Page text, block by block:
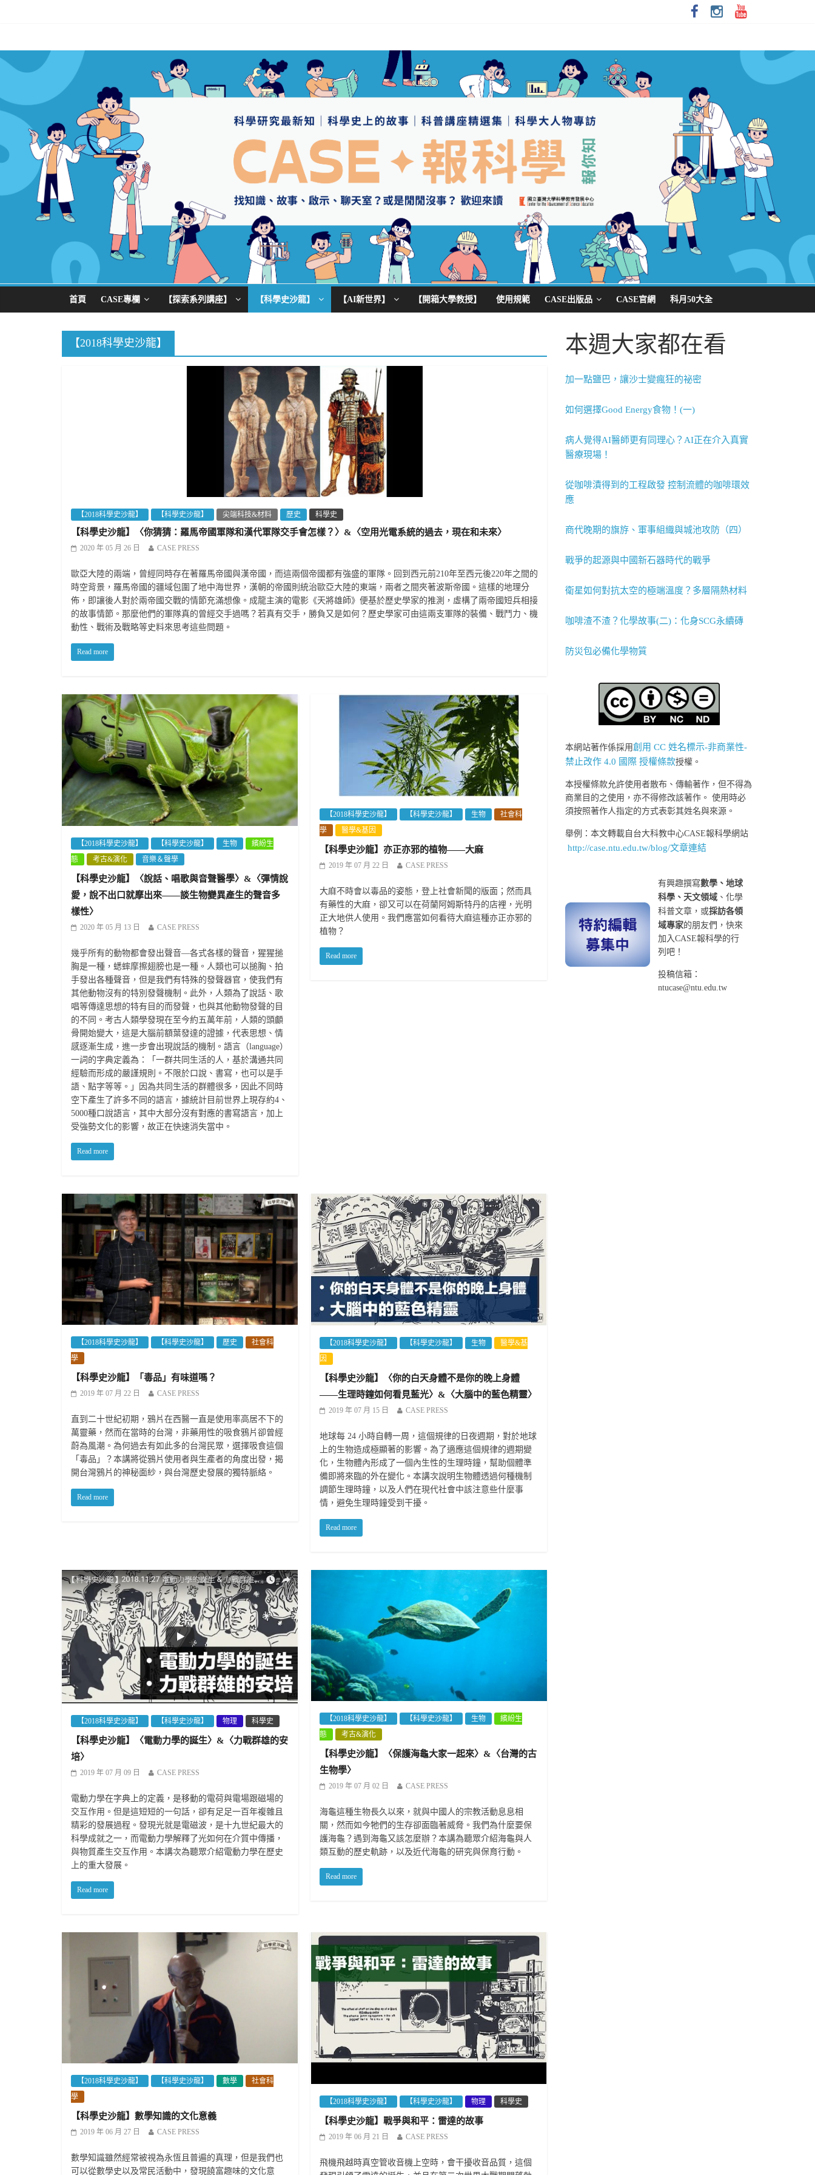
首頁 CASE專欄 【探索系列講座】 【科學史沙龍】 【AI新世界】 【開箱大學教授】 使用規範 CASE出版品 CASE官網 科月50大全
【2018科學史沙龍】
【2018科學史沙龍】 【科學史沙龍】 尖端科技&材料 歷史 科學史
【科學史沙龍】〈你猜猜：羅馬帝國軍隊和漢代軍隊交手會怎樣？〉&〈空用光電系統的過去，現在和未來〉
2020 年 05 月 26 日 CASE PRESS
歐亞大陸的兩端，曾經同時存在著羅馬帝國與漢帝國，而這兩個帝國都有強盛的軍隊。回到西元前210年至西元後220年之間的
時空背景，羅馬帝國的疆域包圍了地中海世界，漢朝的帝國則統治歐亞大陸的東端，兩者之間夾著波斯帝國。這樣的地理分
佈，即讓後人對於兩帝國交戰的情節充滿想像。成龍主演的電影《天將雄師》便基於歷史學家的推測，虛構了兩帝國短兵相接
的故事情節。那麼他們的軍隊真的曾經交手過嗎？若真有交手，勝負又是如何？歷史學家可由這兩支軍隊的裝備、戰鬥力、機
動性、戰術及戰略等史料來思考這些問題。
Read more
【2018科學史沙龍】 【科學史沙龍】 生物
繽紛生
態
考古&演化 音樂＆聲學
【科學史沙龍】〈說話、唱歌與音聲醫學〉&〈彈情說
愛，說不出口就摩出來——談生物變異產生的聲音多
樣性〉
2020 年 05 月 13 日 CASE PRESS
幾乎所有的動物都會發出聲音—各式各樣的聲音，猩猩搥
胸是一種，蟋蟀摩擦翅膀也是一種。人類也可以搥胸、拍
手發出各種聲音，但是我們有特殊的發聲器官，使我們有
其他動物沒有的特別發聲機制。此外，人類為了說話、歌
唱等傳達思想的特有目的而發聲，也與其他動物發聲的目
的不同。考古人類學發現在至今約五萬年前，人類的頭顱
骨開始變大，這是大腦前額葉發達的證據，代表思想、情
感逐漸生成，進一步會出現說話的機制。語言（language）
一詞的字典定義為：「一群共同生活的人，基於溝通共同
經驗而形成的嚴謹規則。不限於口說、書寫，也可以是手
語、點字等等。」因為共同生活的群體很多，因此不同時
空下產生了許多不同的語言，據統計目前世界上現存約4、
5000種口說語言，其中大部分沒有對應的書寫語言，加上
受強勢文化的影響，故正在快速消失當中。
Read more
【2018科學史沙龍】 【科學史沙龍】 生物
社會科
學
醫學&基因
【科學史沙龍】亦正亦邪的植物——大麻
2019 年 07 月 22 日 CASE PRESS
大麻不時會以毒品的姿態，登上社會新聞的版面；然而具
有藥性的大麻，卻又可以在荷蘭阿姆斯特丹的店裡，光明
正大地供人使用。我們應當如何看待大麻這種亦正亦邪的
植物？
Read more
【2018科學史沙龍】 【科學史沙龍】 歷史
社會科
學
【科學史沙龍】「毒品」有味道嗎？
2019 年 07 月 22 日 CASE PRESS
直到二十世紀初期，鴉片在西醫一直是使用率高居不下的
萬靈藥，然而在當時的台灣，非藥用性的吸食鴉片卻曾經
蔚為風潮。為何過去有如此多的台灣民眾，選擇吸食這個
「毒品」？本講將從鴉片使用者與生產者的角度出發，揭
開台灣鴉片的神秘面紗，與台灣歷史發展的獨特脈絡。
Read more
【2018科學史沙龍】 【科學史沙龍】 生物
醫學&基
因
【科學史沙龍】〈你的白天身體不是你的晚上身體
——生理時鐘如何看見藍光〉&〈大腦中的藍色精靈〉
2019 年 07 月 15 日 CASE PRESS
地球每 24 小時自轉一周，這個規律的日夜週期，對於地球
上的生物造成極顯著的影響。為了適應這個規律的週期變
化，生物體內形成了一個內生性的生理時鐘，幫助個體準
備即將來臨的外在變化。本講次說明生物體透過何種機制
調節生理時鐘，以及人們在現代社會中該注意些什麼事
情，避免生理時鐘受到干擾。
Read more
【2018科學史沙龍】 【科學史沙龍】 物理 科學史
【科學史沙龍】〈電動力學的誕生〉&〈力戰群雄的安
培〉
2019 年 07 月 09 日 CASE PRESS
電動力學在字典上的定義，是移動的電荷與電場跟磁場的
交互作用。但是這短短的一句話，卻有足足一百年複雜且
精彩的發展過程。發現光就是電磁波，是十九世紀最大的
科學成就之一，而電動力學解釋了光如何在介質中傳播，
與物質產生交互作用。本講次為聽眾介紹電動力學在歷史
上的重大發展。
Read more
【2018科學史沙龍】 【科學史沙龍】 生物
繽紛生
態
考古&演化
【科學史沙龍】〈保護海龜大家一起來〉&〈台灣的古
生物學〉
2019 年 07 月 02 日 CASE PRESS
海龜這種生物長久以來，就與中國人的宗教活動息息相
關，然而如今牠們的生存卻面臨著威脅。我們為什麼要保
護海龜？遇到海龜又該怎麼辦？本講為聽眾介紹海龜與人
類互動的歷史軌跡，以及近代海龜的研究與保育行動。
Read more
【2018科學史沙龍】 【科學史沙龍】 數學
社會科
學
【科學史沙龍】數學知識的文化意義
2019 年 06 月 27 日 CASE PRESS
數學知識雖然經常被視為永恆且普遍的真理，但是我們也
可以從數學史以及常民活動中，發現饒富趣味的文化意
【2018科學史沙龍】 【科學史沙龍】 物理 科學史
【科學史沙龍】戰爭與和平：雷達的故事
2019 年 06 月 21 日 CASE PRESS
飛機飛越時真空管收音機上空時，會干擾收音品質，這個
本週大家都在看
加一點鹽巴，讓沙士變瘋狂的祕密
如何選擇Good Energy食物！(一)
病人覺得AI醫師更有同理心？AI正在介入真實
醫療現場！
從咖啡漬得到的工程啟發 控制流體的咖啡環效
應
商代晚期的旗斿、軍事組織與城池攻防（四）
戰爭的起源與中國新石器時代的戰爭
衛星如何對抗太空的極端溫度？多層隔熱材料
咖啡渣不渣？化學故事(二)：化身SCG永續磚
防災包必備化學物質
本網站著作係採用創用 CC 姓名標示-非商業性-
禁止改作 4.0 國際 授權條款授權。
本授權條款允許使用者散布、傳輸著作，但不得為
商業目的之使用，亦不得修改該著作。 使用時必
須按照著作人指定的方式表彰其姓名與來源。
舉例：本文轉載自台大科教中心CASE報科學網站
http://case.ntu.edu.tw/blog/文章連結
有興趣撰寫數學、地球
科學、天文領域 、化學
科普文章，或採訪各領
域專家的朋友們，快來
加入CASE報科學的行
列吧！
投稿信箱：
ntucase@ntu.edu.tw